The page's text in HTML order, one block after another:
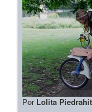
Por Lolita